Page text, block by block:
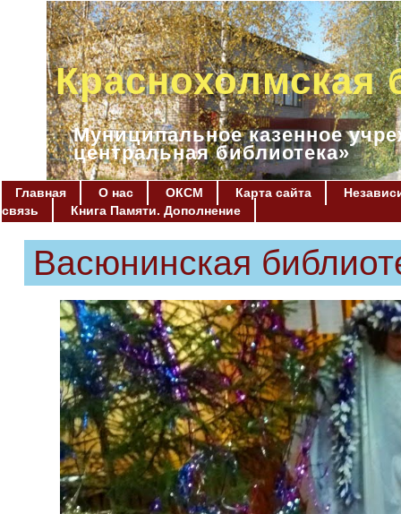
Краснохолмская
Муниципальное казенное
центральная библиотека»
Главная О нас ОКСМ Карта сайта
связь
Книга Памяти. Дополнение
Васюнинская